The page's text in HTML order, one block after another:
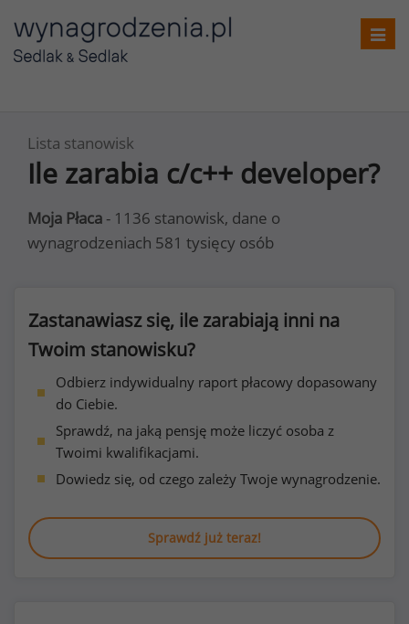
Lista stanowisk
Ile zarabia c/c++ developer?
Moja Płaca - 1136 stanowisk, dane o
wynagrodzeniach 581 tysięcy osób
Zastanawiasz się, ile zarabiają inni na
Twoim stanowisku?
Odbierz indywidualny raport płacowy dopasowany
do Ciebie.
Sprawdź, na jaką pensję może liczyć osoba z
Twoimi kwalifikacjami.
Dowiedz się, od czego zależy Twoje wynagrodzenie.
Sprawdź już teraz!